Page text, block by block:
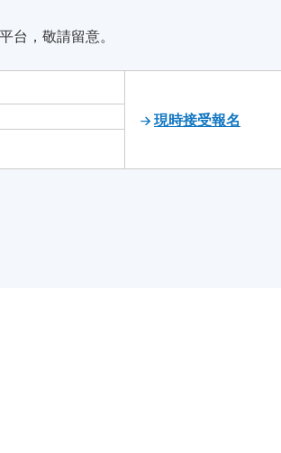
台，敬請留意。
現時接受報名